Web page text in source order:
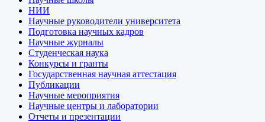
НИИ
Научные руководители университета
Подготовка научных кадров
Научные журналы
Студенческая наука
Конкурсы и гранты
Государственная научная аттестация
Публикации
Научные мероприятия
Научные центры и лаборатории
Отчеты и презентации